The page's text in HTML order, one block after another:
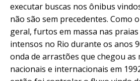
executar buscas nos ônibus
não são sem precedentes. Como
geral, furtos em massa nas
intensos no Rio durante os anos
onda de arrastões que chegou as
nacionais e internacionais em